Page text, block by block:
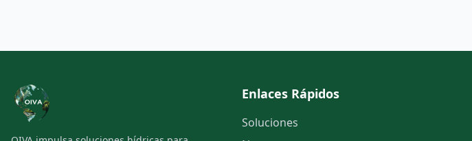
Enlaces Rápidos
Soluciones